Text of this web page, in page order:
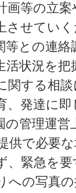
画等の立
させてい
等との連
活状況を
関する相
、発達に
の管理運営
供で必要
、緊急を
への写真